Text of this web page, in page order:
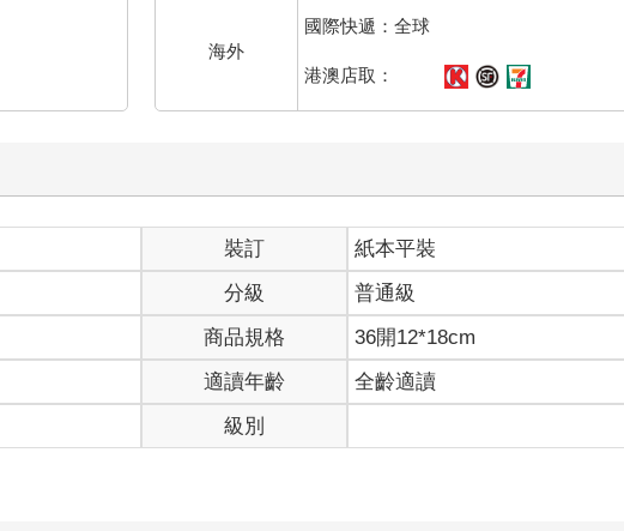
海外
國際快遞：全球
港澳店取：
裝訂
紙本平裝
分級
普通級
商品規格
36開12*18cm
適讀年齡
全齡適讀
級別